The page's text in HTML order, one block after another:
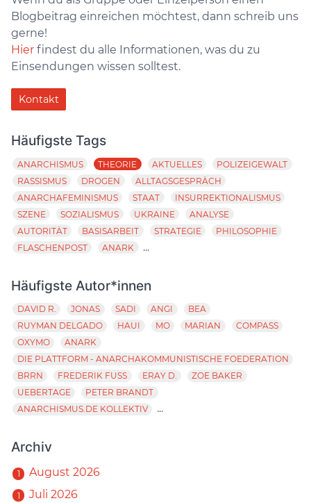
Blogbeitrag einreichen möchtest, dann schreib uns
gerne!
Hier findest du alle Informationen, was du zu
Einsendungen wissen solltest.
Kontakt
Häufigste Tags
ANARCHISMUS THEORIE AKTUELLES
POLIZEIGEWALT
RASSISMUS
DROGEN
ALLTAGSGESPRÄCH
ANARCHAFEMINISMUS
STAAT
INSURREKTIONALISMUS
SZENE
SOZIALISMUS UKRAINE
ANALYSE
AUTORITÄT
BASISARBEIT STRATEGIE
PHILOSOPHIE
FLASCHENPOST
ANARK ...
Häufigste Autor*innen
DAVID R. JONAS SADI ANGI
BEA
RUYMAN DELGADO
HAUI MO MARIAN
COMPASS
OXYMO
ANARK
DIE PLATTFORM - ANARCHAKOMMUNISTISCHE FOEDERATION
BRRN
FREDERIK FUSS ERAY D.
ZOE BAKER
UEBERTAGE
PETER BRANDT
ANARCHISMUS.DE KOLLEKTIV
...
Archiv
1 August 2026
1 Juli 2026